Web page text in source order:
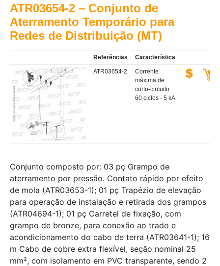
ATR03654-2 – Conjunto de
Aterramento Temporário para
Redes de Distribuição (MT)
Referências Característica
ATR03654-2
Corrente
máxima de
curto-circuito:
60 ciclos - 5 kA
Conjunto composto por: 03 pç Grampo de
aterramento por pressão. Contato rápido por efeito
de mola (ATR03653-1); 01 pç Trapézio de elevação
para operação de instalação e retirada dos grampos
(ATR04694-1); 01 pç Carretel de fixação, com
grampo de bronze, para conexão ao trado e
acondicionamento do cabo de terra (ATR03641-1); 16
m Cabo de cobre extra flexível, seção nominal 25
mm², com isolamento em PVC transparente, sendo 2